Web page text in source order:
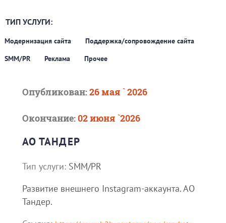
ТИП УСЛУГИ:
Модернизация сайта
Поддержка/сопровождение сайта
SMM/PR
Реклама Прочее
Опубликован:26 мая ` 2026
Окончание:02 июня `2026
АО ТАНДЕР
Тип услуги: SMM/PR
Развитие внешнего Instagram-аккаунта. АО
Тандер.